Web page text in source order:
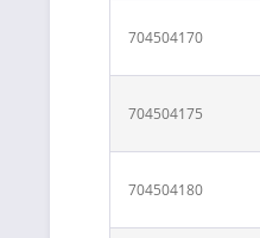
704504170
704504175
704504180